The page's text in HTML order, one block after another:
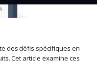
des défis spécifiques en
Cet article examine ces